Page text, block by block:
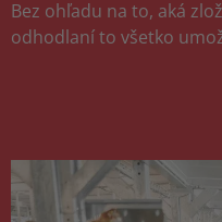
Bez ohľadu na to, aká
odhodlaní to všetko